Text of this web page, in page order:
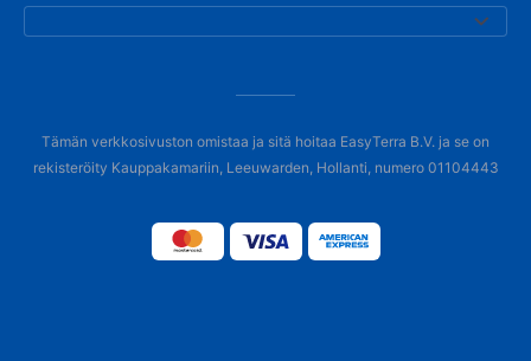
Tämän verkkosivuston omistaa ja sitä hoitaa EasyTerra B.V. ja se on
rekisteröity Kauppakamariin, Leeuwarden, Hollanti, numero 01104443